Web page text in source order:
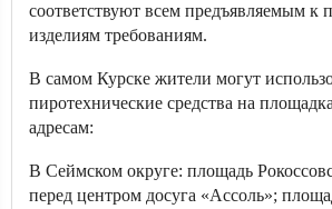
соответствуют всем предъявляемым к
изделиям требованиям.
В самом Курске жители могут
пиротехнические средства на
адресам:
В Сеймском округе: площадь
перед центром досуга «Ассоль»;